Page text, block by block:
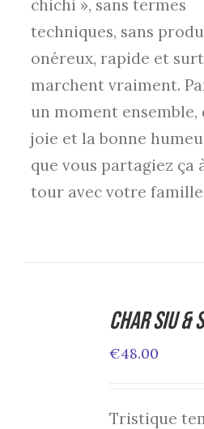
chichi », sans termes
techniques, sans
onéreux, rapide et
marchent vraiment.
un moment ensemble,
joie et la bonne
que vous partagiez ça
tour avec votre
Char Siu &
€48.00
Tristique